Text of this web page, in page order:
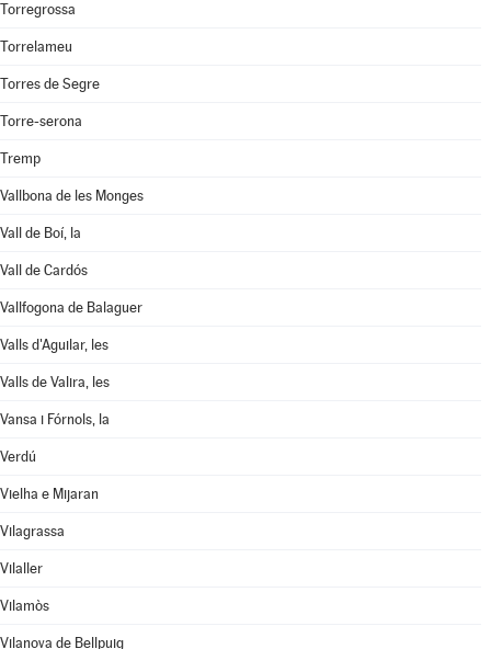
Torregrossa
Torrelameu
Torres de Segre
Torre-serona
Tremp
Vallbona de les Monges
Vall de Boí, la
Vall de Cardós
Vallfogona de Balaguer
Valls d'Aguilar, les
Valls de Valira, les
Vansa i Fórnols, la
Verdú
Vielha e Mijaran
Vilagrassa
Vilaller
Vilamòs
Vilanova de Bellpuig